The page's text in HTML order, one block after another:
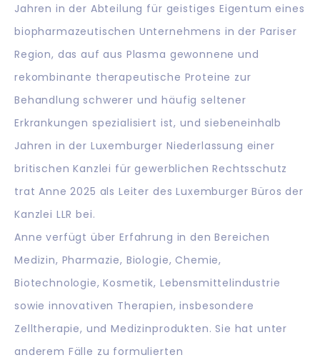
Jahren in der Abteilung für geistiges Eigentum eines
biopharmazeutischen Unternehmens in der Pariser
Region, das auf aus Plasma gewonnene und
rekombinante therapeutische Proteine zur
Behandlung schwerer und häufig seltener
Erkrankungen spezialisiert ist, und siebeneinhalb
Jahren in der Luxemburger Niederlassung einer
britischen Kanzlei für gewerblichen Rechtsschutz
trat Anne 2025 als Leiter des Luxemburger Büros der
Kanzlei LLR bei.
Anne verfügt über Erfahrung in den Bereichen
Medizin, Pharmazie, Biologie, Chemie,
Biotechnologie, Kosmetik, Lebensmittelindustrie
sowie innovativen Therapien, insbesondere
Zelltherapie, und Medizinprodukten. Sie hat unter
anderem Fälle zu formulierten